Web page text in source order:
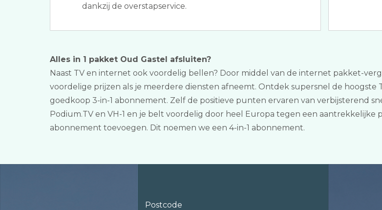
dankzij de overstapservice.
Alles in 1 pakket Oud Gastel afsluiten?
Naast TV en internet ook voordelig bellen? Door middel van de internet pakket-
voordelige prijzen als je meerdere diensten afneemt. Ontdek supersnel de hoogste
goedkoop 3-in-1 abonnement. Zelf de positieve punten ervaren van verbijsterend
Podium.TV en VH-1 en je belt voordelig door heel Europa tegen een aantrekkelijke
abonnement toevoegen. Dit noemen we een 4-in-1 abonnement.
Postcode